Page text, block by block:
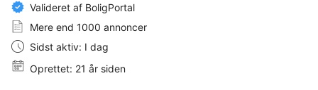
Valideret af BoligPortal
Mere end 1000 annoncer
Sidst aktiv: I dag
Oprettet: 21 år siden